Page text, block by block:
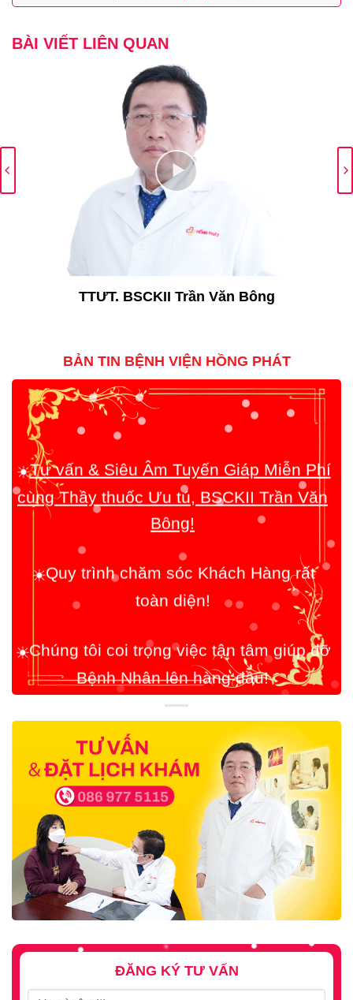
BÀI VIẾT LIÊN QUAN
TTƯT. BSCKII Trần Văn Bông
BẢN TIN BỆNH VIỆN HỒNG PHÁT
☀️Tư vấn & Siêu Âm Tuyến Giáp Miễn Phí
cùng Thầy thuốc Ưu tú, BSCKII Trần Văn
Bông!
Quy trình chăm sóc Khách Hàng rất
toàn diện!
Chúng tôi coi trọng việc tận tâm giúp đỡ
Bệnh Nhân lên hàng đầu!
ĐĂNG KÝ TƯ VẤN